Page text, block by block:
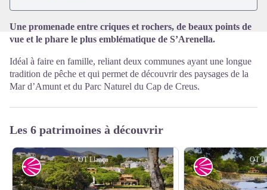
Une promenade entre criques et rochers, de beaux points de
vue et le phare le plus emblématique de S’Arenella.
Idéal à faire en famille, reliant deux communes ayant une longue
tradition de pêche et qui permet de découvrir des paysages de la
Mar d’Amunt et du Parc Naturel du Cap de Creus.
Les 6 patrimoines à découvrir
OT Llança
Point de vue
OT
Point de vue